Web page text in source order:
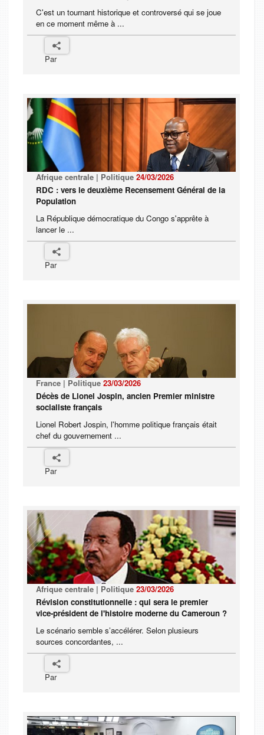
C'est un tournant historique et controversé qui se joue
en ce moment même à ...
Par
Afrique centrale | Politique 24/03/2026
RDC : vers le deuxième Recensement Général de la
Population
La République démocratique du Congo s'apprête à
lancer le ...
Par
France | Politique 23/03/2026
Décès de Lionel Jospin, ancien Premier ministre
socialiste français
Lionel Robert Jospin, l'homme politique français était
chef du gouvernement ...
Par
Afrique centrale | Politique 23/03/2026
Révision constitutionnelle : qui sera le premier
vice-président de l'histoire moderne du Cameroun ?
Le scénario semble s’accélérer. Selon plusieurs
sources concordantes, ...
Par